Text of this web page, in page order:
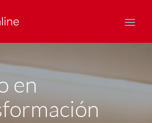
Continua
en